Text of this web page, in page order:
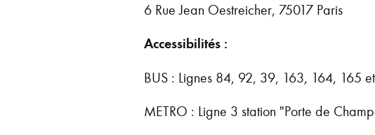
6 Rue Jean Oestreicher, 75017 Paris
Accessibilités :
BUS : Lignes 84, 92, 39, 163, 164, 165
METRO : Ligne 3 station "Porte de